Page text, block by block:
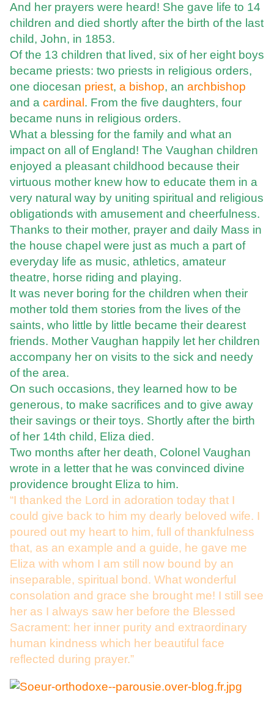
And her prayers were heard! She gave life to 14
children and died shortly after the birth of the last
child, John, in 1853.
Of the 13 children that lived, six of her eight boys
became priests: two priests in religious orders,
one diocesan priest, a bishop, an archbishop
and a cardinal . From the five daughters, four
became nuns in religious orders.
What a blessing for the family and what an
impact on all of England! The Vaughan children
enjoyed a pleasant childhood because their
virtuous mother knew how to educate them in a
very natural way by uniting spiritual and religious
obligationds with amusement and cheerfulness.
Thanks to their mother, prayer and daily Mass in
the house chapel were just as much a part of
everyday life as music, athletics, amateur
theatre, horse riding and playing.
It was never boring for the children when their
mother told them stories from the lives of the
saints, who little by little became their dearest
friends. Mother Vaughan happily let her children
accompany her on visits to the sick and needy
of the area.
On such occasions, they learned how to be
generous, to make sacrifices and to give away
their savings or their toys. Shortly after the birth
of her 14th child, Eliza died.
Two months after her death, Colonel Vaughan
wrote in a letter that he was convinced divine
providence brought Eliza to him.
“I thanked the Lord in adoration today that I
could give back to him my dearly beloved wife. I
poured out my heart to him, full of thankfulness
that, as an example and a guide, he gave me
Eliza with whom I am still now bound by an
inseparable, spiritual bond. What wonderful
consolation and grace she brought me! I still see
her as I always saw her before the Blessed
Sacrament: her inner purity and extraordinary
human kindness which her beautiful face
reflected during prayer.”